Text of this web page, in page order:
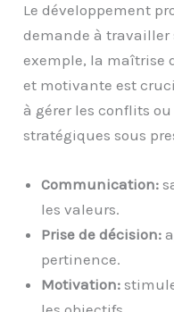
Le développement
demande à travailler
exemple, la maîtrise
et motivante est
à gérer les conflits
stratégiques sous
Communication:
les valeurs.
Prise de décision:
pertinence.
Motivation: